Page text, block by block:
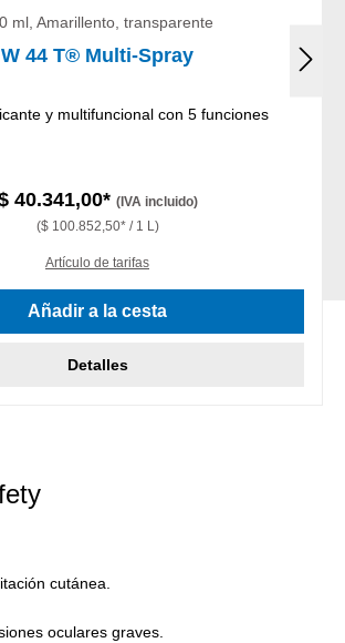
ml, Amarillento, transparente
W 44 T® Multi-Spray
y multifuncional con 5 funciones
40.341,00* (IVA incluido)
($ 100.852,50* / 1 L)
Artículo de tarifas
Añadir a la cesta
Detalles
cutánea.
oculares graves.